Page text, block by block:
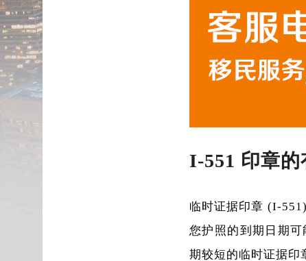
I-551 印章的
临时证据印章 (I-
您护照的到期日期
期较短的临时证据印